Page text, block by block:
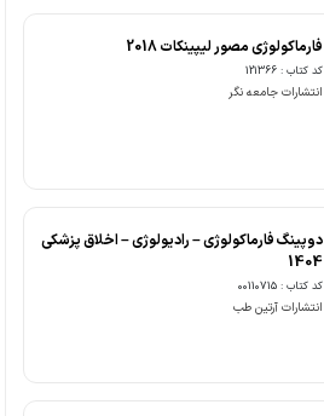
فارماکولوژی مصور لیپینکات 2018
کد کتاب : 121366
انتشارات جامعه نگر
دوپینگ فارماکولوژی – رادیولوژی – اخلاق پزشکی
1404
کد کتاب : 00110715
انتشارات آرتین طب